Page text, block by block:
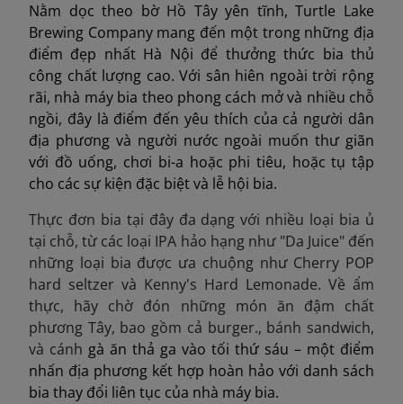
Nằm dọc theo bờ Hồ Tây yên tĩnh, Turtle Lake
Brewing Company mang đến một trong những địa
điểm đẹp nhất Hà Nội để thưởng thức bia thủ
công chất lượng cao. Với sân hiên ngoài trời rộng
rãi, nhà máy bia theo phong cách mở và nhiều chỗ
ngồi, đây là điểm đến yêu thích của cả người dân
địa phương và người nước ngoài muốn thư giãn
với đồ uống, chơi bi-a hoặc phi tiêu, hoặc tụ tập
cho các sự kiện đặc biệt và lễ hội bia.
Thực đơn bia tại đây đa dạng với nhiều loại bia ủ
tại chỗ, từ các loại IPA hảo hạng như "Da Juice" đến
những loại bia được ưa chuộng như Cherry POP
hard seltzer và Kenny's Hard Lemonade. Về ẩm
thực, hãy chờ đón những món ăn đậm chất
phương Tây, bao gồm cả burger., bánh sandwich,
và cánh gà ăn thả ga vào tối thứ sáu – một điểm
nhấn địa phương kết hợp hoàn hảo với danh sách
bia thay đổi liên tục của nhà máy bia.